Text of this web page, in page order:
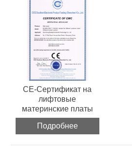
CE-Сертификат на
лифтовые
материнские платы
Подробнее